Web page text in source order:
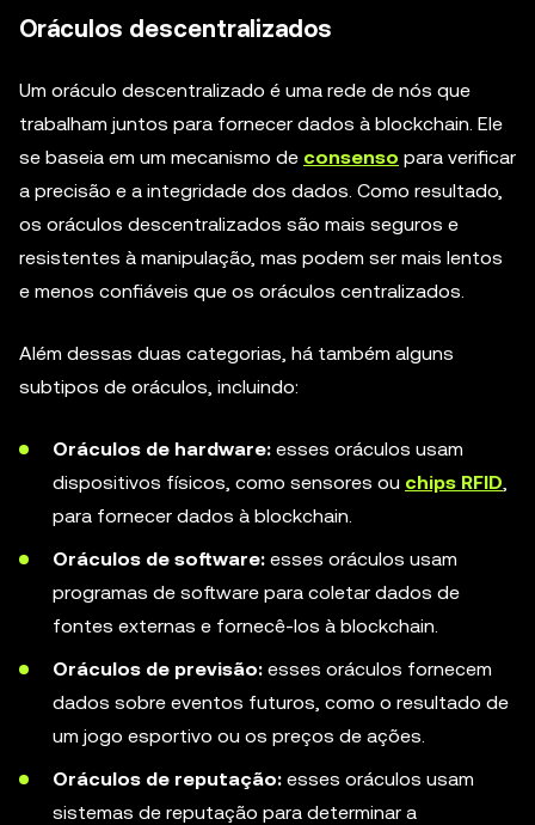
Oráculos descentralizados
Um oráculo descentralizado é uma rede de nós que
trabalham juntos para fornecer dados à blockchain. Ele
se baseia em um mecanismo de consenso para verificar
a precisão e a integridade dos dados. Como resultado,
os oráculos descentralizados são mais seguros e
resistentes à manipulação, mas podem ser mais lentos
e menos confiáveis que os oráculos centralizados.
Além dessas duas categorias, há também alguns
subtipos de oráculos, incluindo:
Oráculos de hardware: esses oráculos usam
dispositivos físicos, como sensores ou chips RFID,
para fornecer dados à blockchain.
Oráculos de software: esses oráculos usam
programas de software para coletar dados de
fontes externas e fornecê-los à blockchain.
Oráculos de previsão: esses oráculos fornecem
dados sobre eventos futuros, como o resultado de
um jogo esportivo ou os preços de ações.
Oráculos de reputação: esses oráculos usam
sistemas de reputação para determinar a